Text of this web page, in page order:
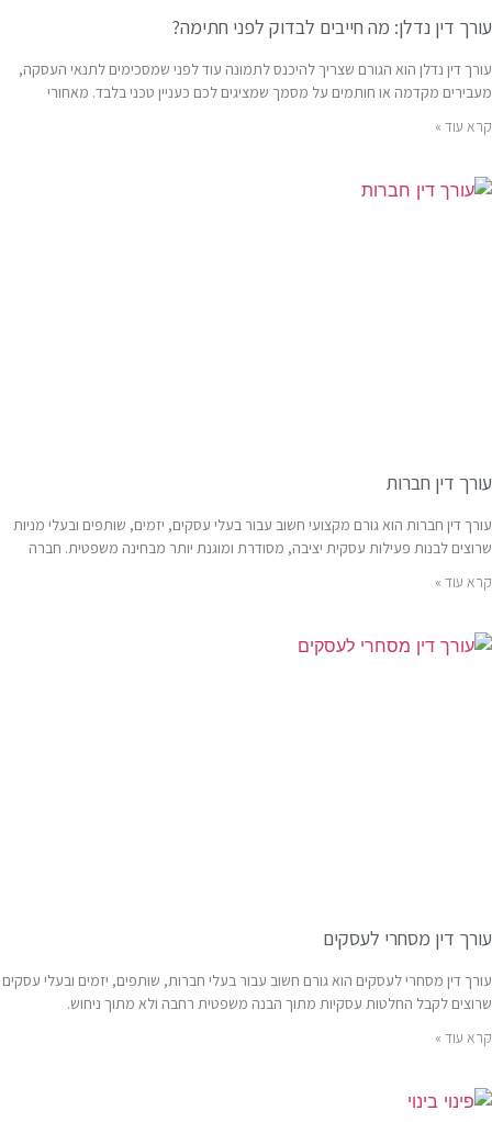
עורך דין נדלן: מה חייבים לבדוק לפני חתימה?
עורך דין נדלן הוא הגורם שצריך להיכנס לתמונה עוד לפני שמסכימים לתנאי העסקה,
מעבירים מקדמה או חותמים על מסמך שמציגים לכם כעניין טכני בלבד. מאחורי
קרא עוד »
עורך דין חברות
עורך דין חברות הוא גורם מקצועי חשוב עבור בעלי עסקים, יזמים, שותפים ובעלי מניות
שרוצים לבנות פעילות עסקית יציבה, מסודרת ומוגנת יותר מבחינה משפטית. חברה
קרא עוד »
עורך דין מסחרי לעסקים
עורך דין מסחרי לעסקים הוא גורם חשוב עבור בעלי חברות, שותפים, יזמים ובעלי עסקים
שרוצים לקבל החלטות עסקיות מתוך הבנה משפטית רחבה ולא מתוך ניחוש.
קרא עוד »